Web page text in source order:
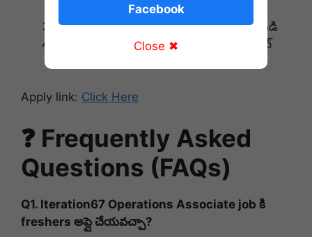
మీ profile మరియు resume అప్‌డేట్ చేయండి
Application ను 19 జూలై 2026 లోపు సబ్మిట్
Apply link: Click Here
❓ Frequently Asked
Questions (FAQs)
Q1. Iteration67 Operations Associate job కి
freshers అప్లై చేయవచ్చా?
Facebook
Close ✖